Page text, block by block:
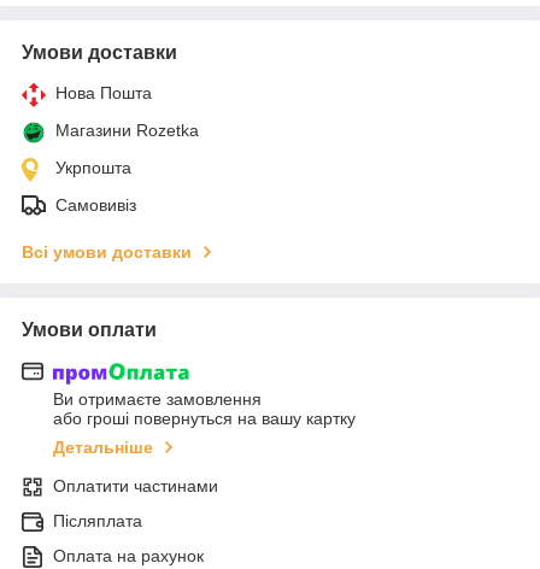
Умови доставки
Нова Пошта
Магазини Rozetka
Укрпошта
Самовивіз
Всі умови доставки
Умови оплати
Ви отримаєте замовлення
або гроші повернуться на вашу картку
Детальніше
Оплатити частинами
Післяплата
Оплата на рахунок